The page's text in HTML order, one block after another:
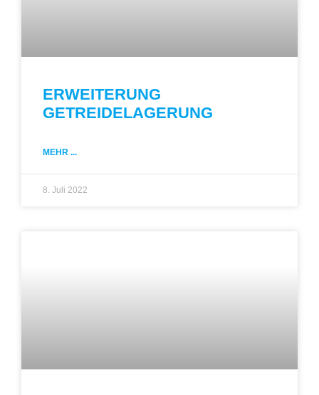
ERWEITERUNG
GETREIDELAGERUNG
MEHR ...
8. Juli 2022